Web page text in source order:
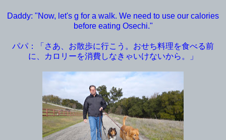
Daddy: "Now, let's g for a walk. We need to use our calories
before eating Osechi."
パパ：「さあ、お散歩に行こう。おせち料理を食べる前
に、カロリーを消費しなきゃいけないから。」